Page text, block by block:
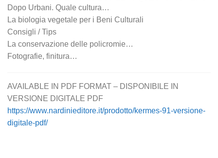
Dopo Urbani. Quale cultura…
La biologia vegetale per i Beni Culturali
Consigli / Tips
La conservazione delle policromie…
Fotografie, finitura…
AVAILABLE IN PDF FORMAT – DISPONIBILE IN
VERSIONE DIGITALE PDF
https://www.nardinieditore.it/prodotto/kermes-91-versione-
digitale-pdf/